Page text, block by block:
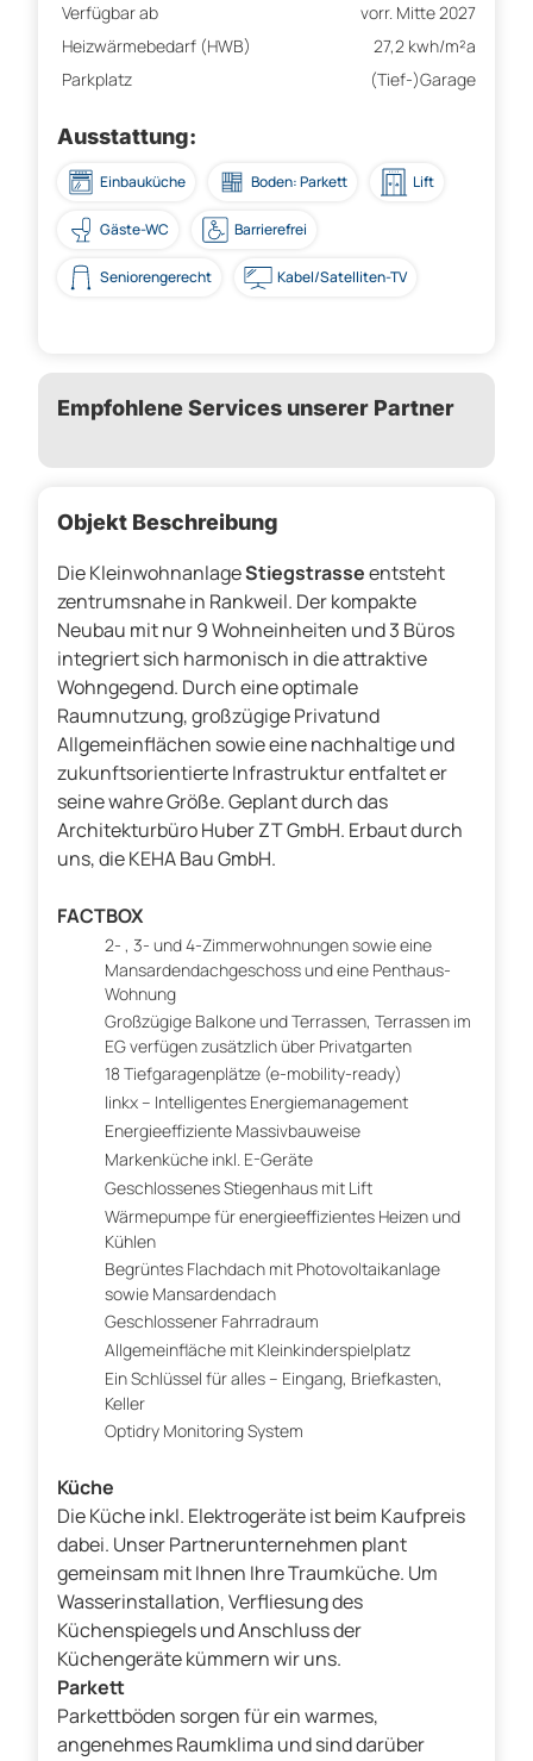
Verfügbar ab
vorr. Mitte 2027
Heizwärmebedarf (HWB)
27,2 kwh/m²a
Parkplatz
(Tief-)Garage
Ausstattung:
Einbauküche Boden: Parkett Lift
Gäste-WC Barrierefrei
Seniorengerecht Kabel/Satelliten-TV
Empfohlene Services unserer Partner
Objekt Beschreibung
Die KleinwohnanlageStiegstrasseentsteht
zentrumsnahe in Rankweil. Der kompakte
Neubau mit nur 9 Wohneinheiten und 3 Büros
integriert sich harmonisch in die attraktive
Wohngegend. Durch eine optimale
Raumnutzung, großzügige Privatund
Allgemeinflächen sowie eine nachhaltige und
zukunftsorientierte Infrastruktur entfaltet er
seine wahre Größe. Geplant durch das
Architekturbüro Huber ZT GmbH. Erbaut durch
uns, die KEHA Bau GmbH.
FACTBOX
2- , 3- und 4-Zimmerwohnungen sowie eine
Mansardendachgeschoss und eine Penthaus-
Wohnung
Großzügige Balkone und Terrassen, Terrassen im
EG verfügen zusätzlich über Privatgarten
18 Tiefgaragenplätze (e-mobility-ready)
linkx – Intelligentes Energiemanagement
Energieeffiziente Massivbauweise
Markenküche inkl. E-Geräte
Geschlossenes Stiegenhaus mit Lift
Wärmepumpe für energieeffizientes Heizen und
Kühlen
Begrüntes Flachdach mit Photovoltaikanlage
sowie Mansardendach
Geschlossener Fahrradraum
Allgemeinfläche mit Kleinkinderspielplatz
Ein Schlüssel für alles – Eingang, Briefkasten,
Keller
Optidry Monitoring System
Küche
Die Küche inkl. Elektrogeräte ist beim Kaufpreis
dabei. Unser Partnerunternehmen plant
gemeinsam mit Ihnen Ihre Traumküche. Um
Wasserinstallation, Verfliesung des
Küchenspiegels und Anschluss der
Küchengeräte kümmern wir uns.
Parkett
Parkettböden sorgen für ein warmes,
angenehmes Raumklima und sind darüber